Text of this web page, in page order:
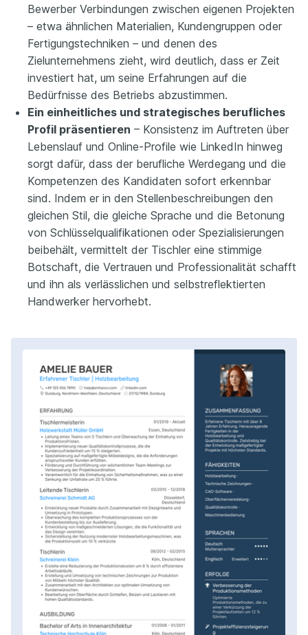
Bewerber Verbindungen zwischen eigenen Projekten
– etwa ähnlichen Materialien, Kundengruppen oder
Fertigungstechniken – und denen des
Zielunternehmens zieht, wird deutlich, dass er Zeit
investiert hat, um seine Erfahrungen auf die
Bedürfnisse des Betriebs abzustimmen.
Ein einheitliches und strategisches berufliches
Profil präsentieren – Konsistenz im Auftreten über
Lebenslauf und Online-Profile wie LinkedIn hinweg
sorgt dafür, dass der berufliche Werdegang und die
Kompetenzen des Kandidaten sofort erkennbar
sind. Indem er in den Stellenbeschreibungen den
gleichen Stil, die gleiche Sprache und die Betonung
von Schlüsselqualifikationen oder Spezialisierungen
beibehält, vermittelt der Tischler eine stimmige
Botschaft, die Vertrauen und Professionalität schafft
und ihn als verlässlichen und selbstreflektierten
Handwerker hervorhebt.